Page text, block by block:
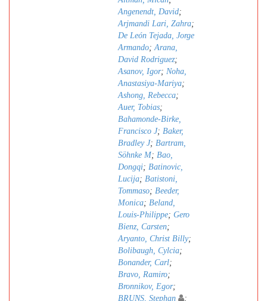
Angenendt, David;
Arjmandi Lari, Zahra;
De León Tejada, Jorge
Armando;Arana,
David Rodriguez;
Asanov, Igor; Noha,
Anastasiya-Mariya;
Ashong, Rebecca;
Auer, Tobias;
Bahamonde-Birke,
Francisco J; Baker,
Bradley J; Bartram,
Söhnke M; Bao,
Dongqi; Batinovic,
Lucija; Batistoni,
Tommaso; Beeder,
Monica; Beland,
Louis-Philippe; Gero
Bienz, Carsten;
Aryanto, Christ Billy;
Bolibaugh, Cylcia;
Bonander, Carl;
Bravo, Ramiro;
Bronnikov, Egor;
BRUNS, Stephan
;